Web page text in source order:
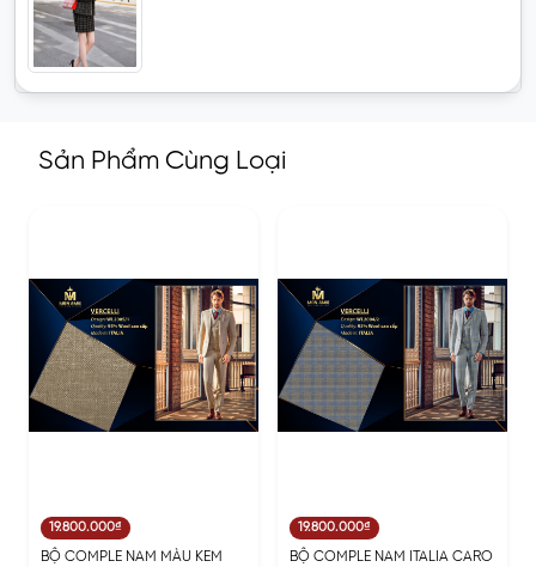
Sản Phẩm Cùng Loại
19.800.000₫
BỘ COMPLE NAM MÀU KEM
19.800.000₫
BỘ COMPLE NAM ITALIA CARO